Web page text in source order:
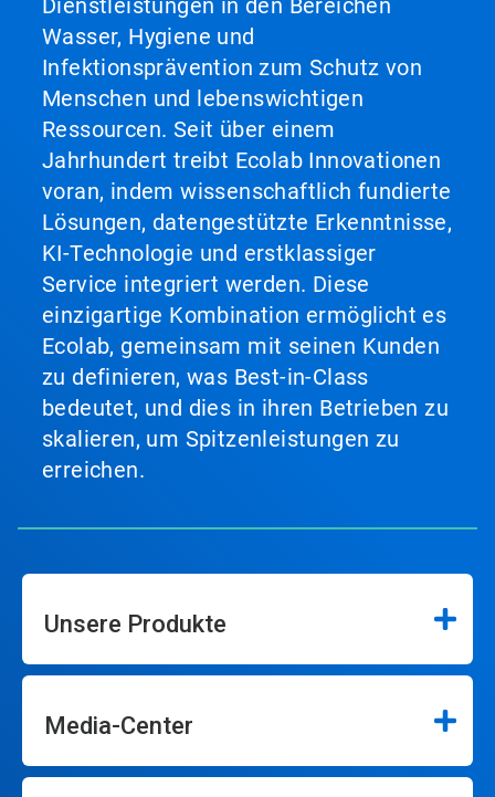
Wasser, Hygiene und
Infektionsprävention zum Schutz von
Menschen und lebenswichtigen
Ressourcen. Seit über einem
Jahrhundert treibt Ecolab Innovationen
voran, indem wissenschaftlich fundierte
Lösungen, datengestützte Erkenntnisse,
KI-Technologie und erstklassiger
Service integriert werden. Diese
einzigartige Kombination ermöglicht es
Ecolab, gemeinsam mit seinen Kunden
zu definieren, was Best-in-Class
bedeutet, und dies in ihren Betrieben zu
skalieren, um Spitzenleistungen zu
erreichen.
Unsere Produkte
Media-Center